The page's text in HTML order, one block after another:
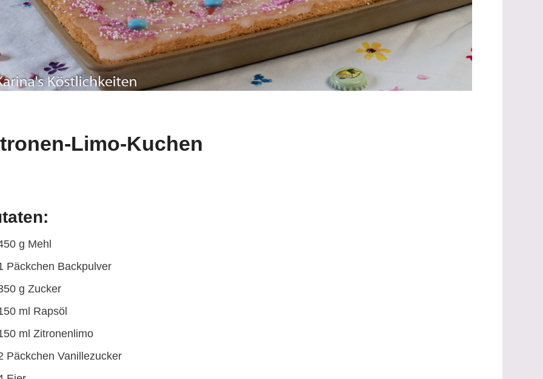
Limo-Kuchen
g Mehl
Päckchen Backpulver
g Zucker
ml Rapsöl
ml Zitronenlimo
Päckchen Vanillezucker